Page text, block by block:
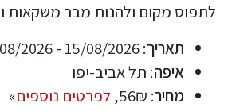
לתפוס מקום ולהנות מבר משקאות
תאריך: 15/08/2026 - 29/08/2026
איפה: תל אביב-יפו
מחיר: 56₪, לפרטים נוספים»